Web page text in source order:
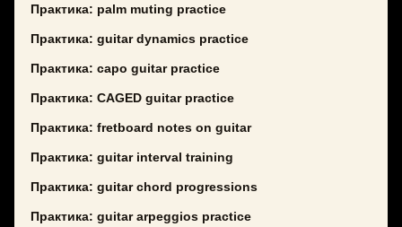
Практика: palm muting practice
Практика: guitar dynamics practice
Практика: capo guitar practice
Практика: CAGED guitar practice
Практика: fretboard notes on guitar
Практика: guitar interval training
Практика: guitar chord progressions
Практика: guitar arpeggios practice